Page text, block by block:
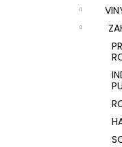
U2 – THE
1 290 Kč